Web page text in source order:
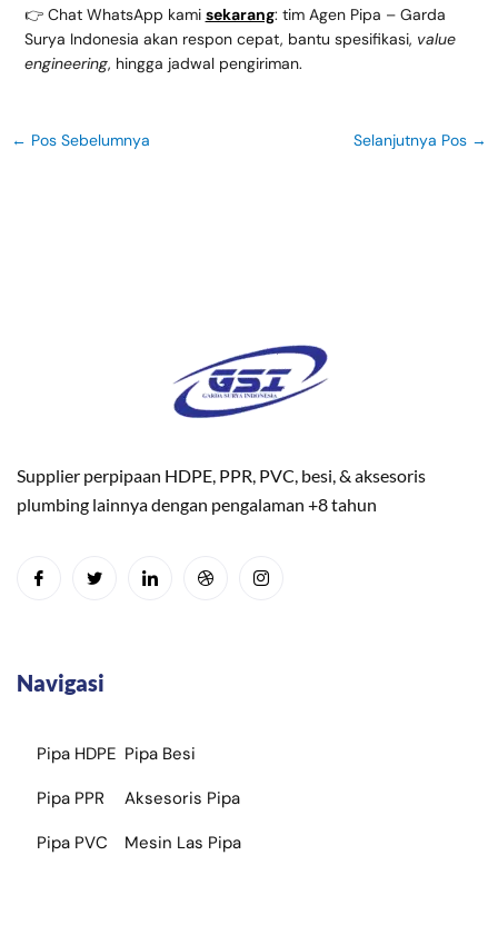
👉 Chat WhatsApp kami sekarang: tim Agen Pipa – Garda
Surya Indonesia akan respon cepat, bantu spesifikasi, value
engineering, hingga jadwal pengiriman.
← Pos Sebelumnya Selanjutnya Pos →
Supplier perpipaan HDPE, PPR, PVC, besi, & aksesoris
plumbing lainnya dengan pengalaman +8 tahun
Navigasi
Pipa HDPE
Pipa PPR
Pipa PVC
Pipa Besi
Aksesoris Pipa
Mesin Las Pipa